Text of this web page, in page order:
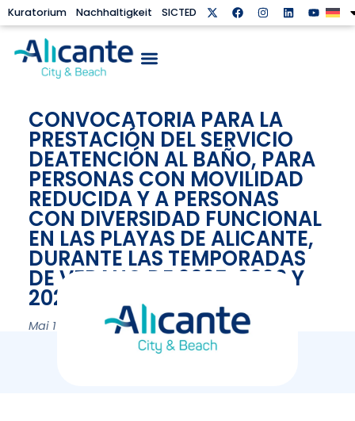
Kuratorium Nachhaltigkeit SICTED
CONVOCATORIA PARA LA
PRESTACIÓN DEL SERVICIO
DEATENCIÓN AL BAÑO, PARA
PERSONAS CON MOVILIDAD
REDUCIDA Y A PERSONAS
CON DIVERSIDAD FUNCIONAL
EN LAS PLAYAS DE ALICANTE,
DURANTE LAS TEMPORADAS
DE VERANO DE 2025, 2026 Y
2027.
Mai 16, 2025